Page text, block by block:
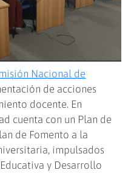
Nacional de
de acciones
docente. En
cuenta con un Plan de
de Fomento a la
impulsados
y Desarrollo